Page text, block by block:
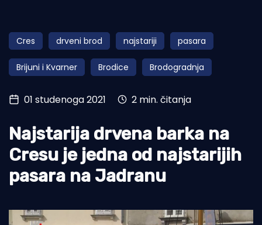
Obala
Otoci
Turizam i nautika
Pomorstvo
Ribolov
Ekologija
Tradicija i kultura
Cres drveni brod najstariji pasara
Brijuni i Kvarner Brodice Brodogradnja
01 studenoga 2021 2 min. čitanja
Najstarija drvena barka na
Cresu je jedna od najstarijih
pasara na Jadranu